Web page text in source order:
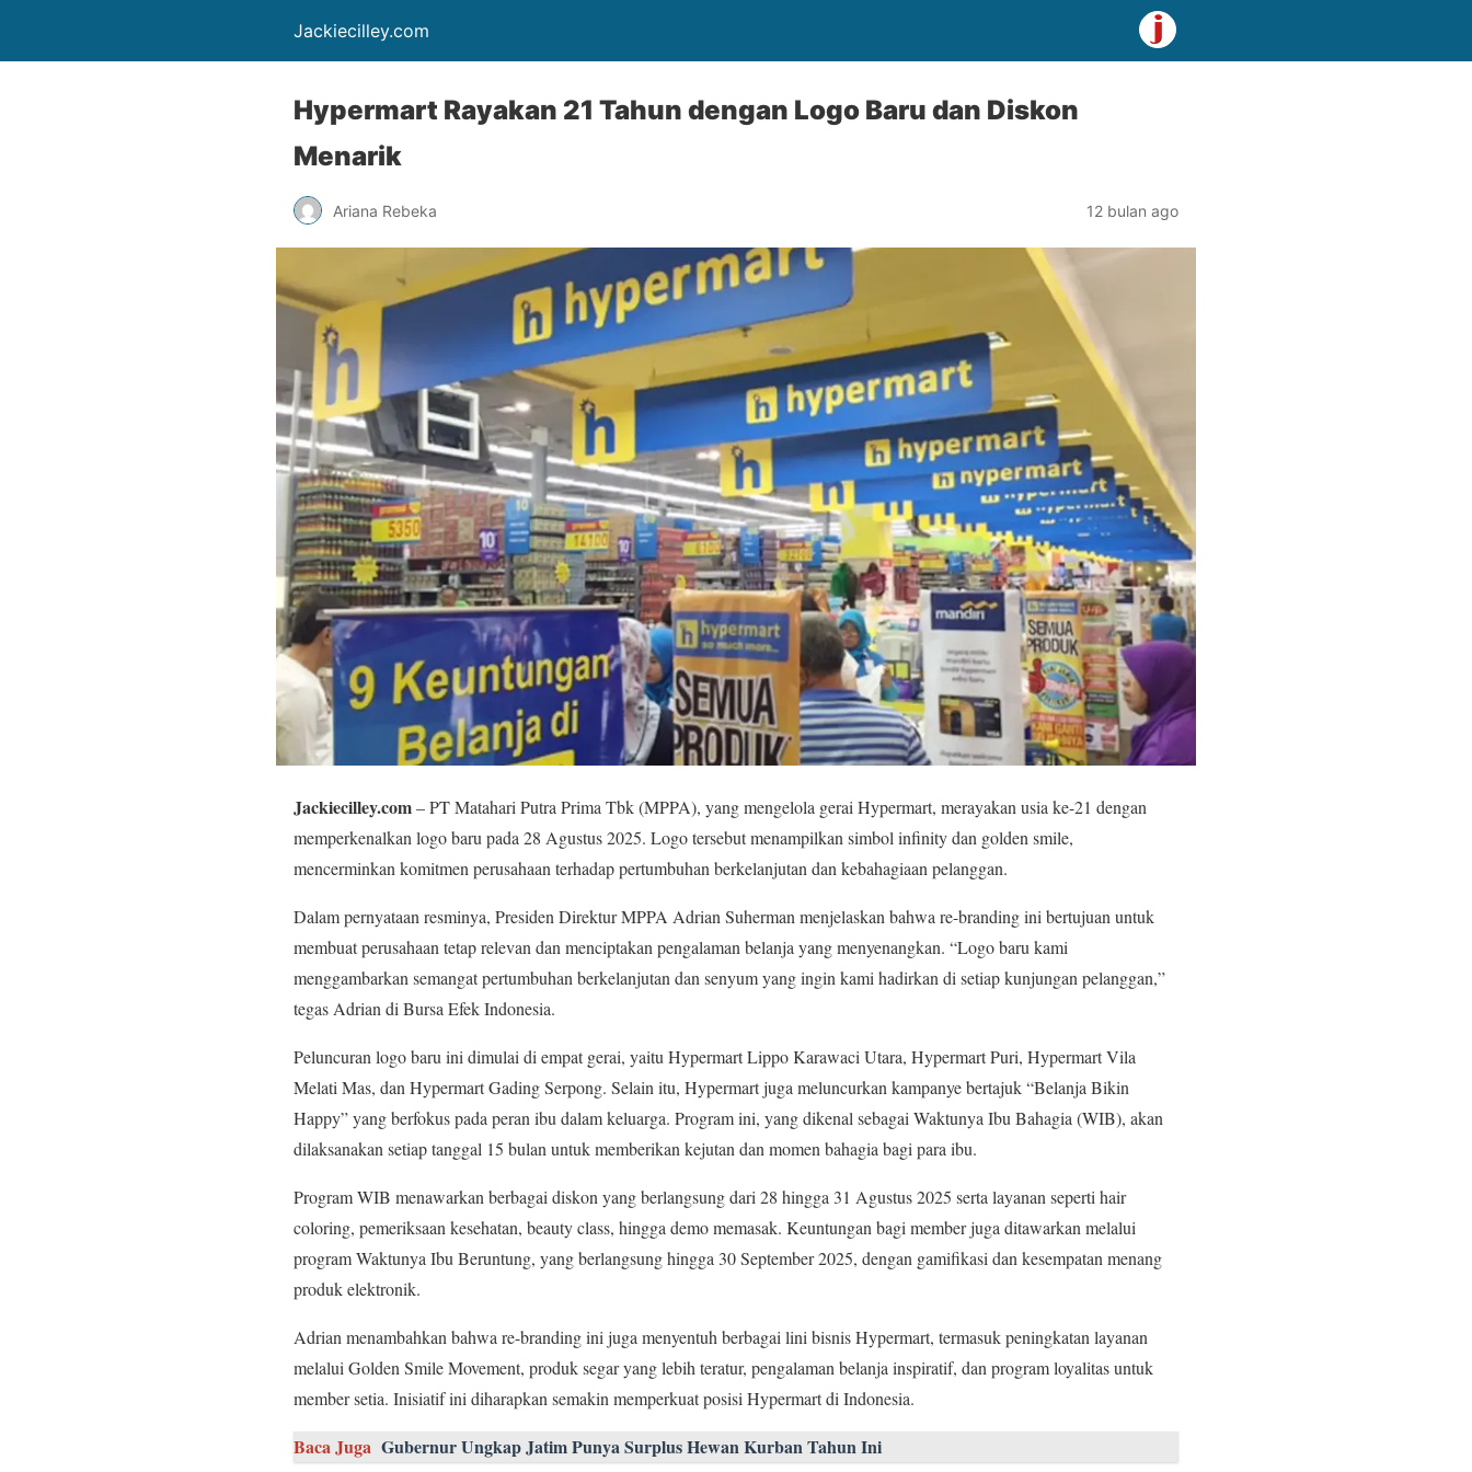
Jackiecilley.com
Hypermart Rayakan 21 Tahun dengan Logo Baru dan Diskon
Menarik
Ariana Rebeka 12 bulan ago
Jackiecilley.com– PT Matahari Putra Prima Tbk (MPPA), yang mengelola gerai Hypermart, merayakan usia ke-21 dengan
memperkenalkan logo baru pada 28 Agustus 2025. Logo tersebut menampilkan simbol infinity dan golden smile,
mencerminkan komitmen perusahaan terhadap pertumbuhan berkelanjutan dan kebahagiaan pelanggan.
Dalam pernyataan resminya, Presiden Direktur MPPA Adrian Suherman menjelaskan bahwa re-branding ini bertujuan untuk
membuat perusahaan tetap relevan dan menciptakan pengalaman belanja yang menyenangkan. “Logo baru kami
menggambarkan semangat pertumbuhan berkelanjutan dan senyum yang ingin kami hadirkan di setiap kunjungan pelanggan,”
tegas Adrian di Bursa Efek Indonesia.
Peluncuran logo baru ini dimulai di empat gerai, yaitu Hypermart Lippo Karawaci Utara, Hypermart Puri, Hypermart Vila
Melati Mas, dan Hypermart Gading Serpong. Selain itu, Hypermart juga meluncurkan kampanye bertajuk “Belanja Bikin
Happy” yang berfokus pada peran ibu dalam keluarga. Program ini, yang dikenal sebagai Waktunya Ibu Bahagia (WIB), akan
dilaksanakan setiap tanggal 15 bulan untuk memberikan kejutan dan momen bahagia bagi para ibu.
Program WIB menawarkan berbagai diskon yang berlangsung dari 28 hingga 31 Agustus 2025 serta layanan seperti hair
coloring, pemeriksaan kesehatan, beauty class, hingga demo memasak. Keuntungan bagi member juga ditawarkan melalui
program Waktunya Ibu Beruntung, yang berlangsung hingga 30 September 2025, dengan gamifikasi dan kesempatan menang
produk elektronik.
Adrian menambahkan bahwa re-branding ini juga menyentuh berbagai lini bisnis Hypermart, termasuk peningkatan layanan
melalui Golden Smile Movement, produk segar yang lebih teratur, pengalaman belanja inspiratif, dan program loyalitas untuk
member setia. Inisiatif ini diharapkan semakin memperkuat posisi Hypermart di Indonesia.
Baca Juga Gubernur Ungkap Jatim Punya Surplus Hewan Kurban Tahun Ini